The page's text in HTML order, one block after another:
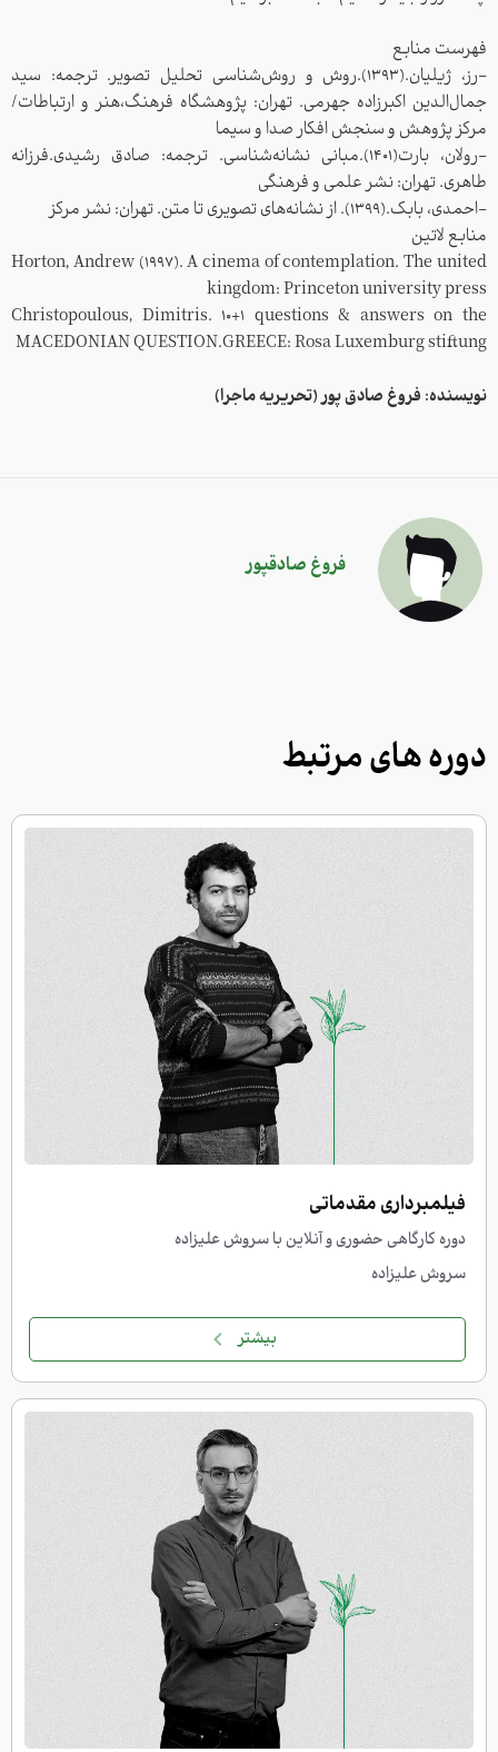
فهرست منابع
-رز، ژیلیان.(1393).روش و روش‌شناسی تحلیل تصویر. ترجمه: سید
جمال‌الدین اکبرزاده جهرمی. تهران: پژوهشگاه فرهنگ،هنر و ارتباطات/
مرکز پژوهش و سنجش افکار صدا و سیما
-رولان، بارت(1401).مبانی نشانه‌شناسی. ترجمه: صادق رشیدی.فرزانه
طاهری. تهران: نشر علمی و فرهنگی
-احمدی، بابک.(1399). از نشانه‌های تصویری تا متن. تهران: نشر مرکز
منابع لاتین
Horton, Andrew (1997). A cinema of contemplation. The united
kingdom: Princeton university press
Christopoulous, Dimitris. 10+1 questions & answers on the
MACEDONIAN QUESTION.GREECE: Rosa Luxemburg stiftung
نویسنده: فروغ صادق پور (تحریریه ماجرا)
فروغ صادقپور
دوره های مرتبط
فیلمبرداری مقدماتی
دوره کارگاهی حضوری و آنلاین با سروش علیزاده
سروش علیزاده
بیشتر